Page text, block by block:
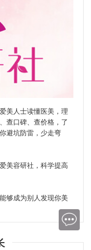
美人士读懂医美，理
查口碑、查价格，了
避坑防雷，少走弯
美容研社，科学提高
够成为别人发现你美